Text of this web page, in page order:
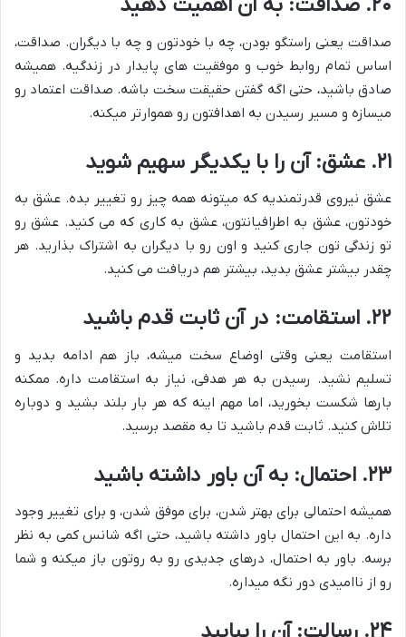
۲۰. صداقت: به آن اهمیت دهید
صداقت یعنی راستگو بودن، چه با خودتون و چه با دیگران. صداقت،
اساس تمام روابط خوب و موفقیت های پایدار در زندگیه. همیشه
صادق باشید، حتی اگه گفتن حقیقت سخت باشه. صداقت اعتماد رو
میسازه و مسیر رسیدن به اهدافتون رو هموارتر میکنه.
۲۱. عشق: آن را با یکدیگر سهیم شوید
عشق نیروی قدرتمندیه که میتونه همه چیز رو تغییر بده. عشق به
خودتون، عشق به اطرافیانتون، عشق به کاری که می کنید. عشق رو
تو زندگی تون جاری کنید و اون رو با دیگران به اشتراک بذارید. هر
چقدر بیشتر عشق بدید، بیشتر هم دریافت می کنید.
۲۲. استقامت: در آن ثابت قدم باشید
استقامت یعنی وقتی اوضاع سخت میشه، باز هم ادامه بدید و
تسلیم نشید. رسیدن به هر هدفی، نیاز به استقامت داره. ممکنه
بارها شکست بخورید، اما مهم اینه که هر بار بلند بشید و دوباره
تلاش کنید. ثابت قدم باشید تا به مقصد برسید.
۲۳. احتمال: به آن باور داشته باشید
همیشه احتمالی برای بهتر شدن، برای موفق شدن، و برای تغییر وجود
داره. به این احتمال باور داشته باشید، حتی اگه شانس کمی به نظر
برسه. باور به احتمال، درهای جدیدی رو به روتون باز میکنه و شما
رو از ناامیدی دور نگه میداره.